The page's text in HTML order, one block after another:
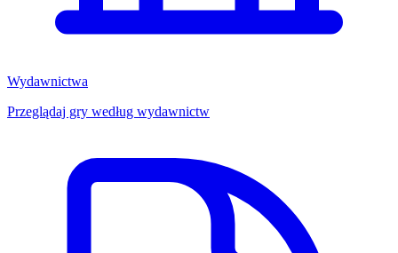
Wydawnictwa
Przeglądaj gry według wydawnictw